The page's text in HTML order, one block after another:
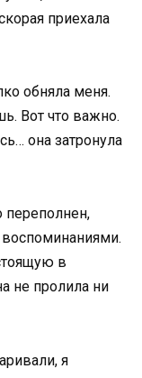
приехала
обняла меня.
Вот что важно.
она затронула
переполнен,
в
не пролила ни
я